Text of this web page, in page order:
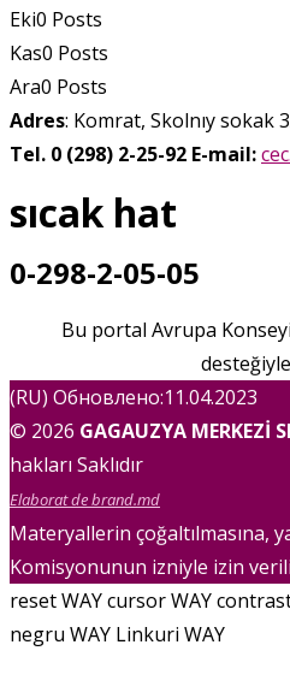
Eki0 Posts
Kas0 Posts
Ara0 Posts
Adres: Komrat, Skolnıy sokak
Tel. 0 (298) 2-25-92 E-mail:
sıcak hat
0-298-2-05-05
Bu portal Avrupa
(RU) Обновлено:11.04.2023
© 2026 GAGAUZYA MERKEZİ
hakları Saklıdır
Elaborat de brand.md
Materyallerin çoğaltılmasına,
Komisyonunun izniyle izin
reset WAYcursor WAY
negru WAY Linkuri WAY